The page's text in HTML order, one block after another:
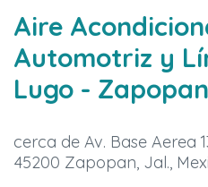
Aire
Automotriz y
Lugo - Zapopan
cerca de Av. Base Aerea
45200 Zapopan, Jal.,